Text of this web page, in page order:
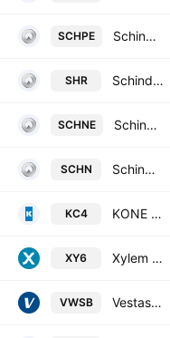
SCHPE Schindler Holding Ltd. TEMP
SHR Schindler Holding Ltd.
SCHNE Schindler Holding Ltd. TEMP
SCHN Schindler Holding Ltd.
KC4 KONE Oyj Class B
XY6 Xylem Inc.
VWSB Vestas Wind Systems A/S